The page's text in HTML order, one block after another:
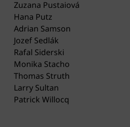
Zuzana Pustaiová
Hana Putz
Adrian Samson
Jozef Sedlák
Rafal Siderski
Monika Stacho
Thomas Struth
Larry Sultan
Patrick Willocq